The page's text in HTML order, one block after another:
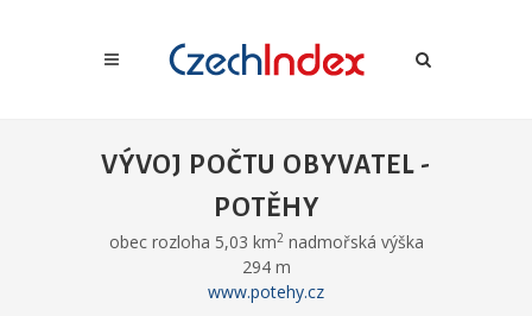
VÝVOJ POČTU OBYVATEL -
POTĚHY
obec rozloha 5,03 km2nadmořská výška
294 m
www.potehy.cz